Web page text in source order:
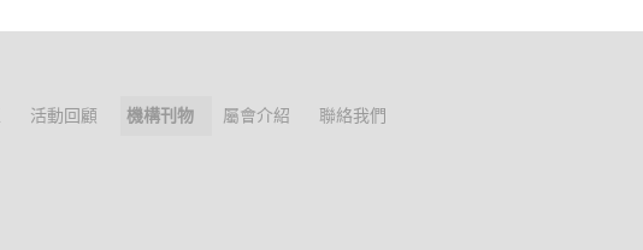
活動回顧 機構刊物 屬會介紹 聯絡我們